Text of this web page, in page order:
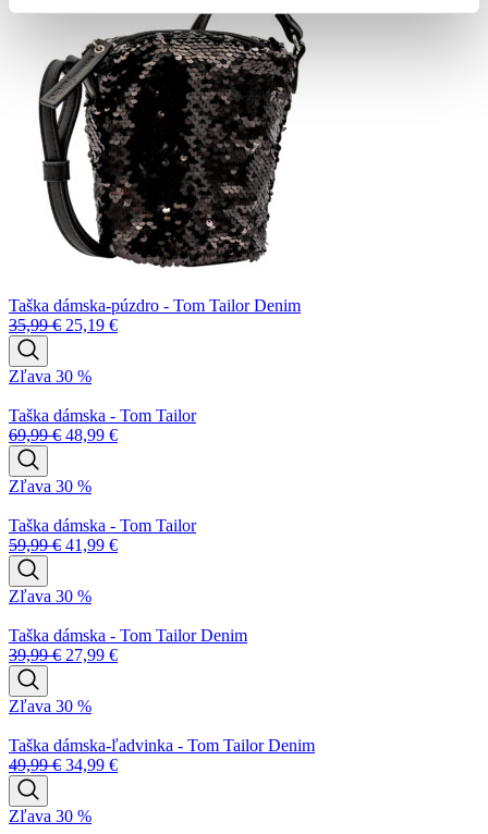
Taška dámska-púzdro - Tom Tailor Denim
35,99€ 25,19 €
Zľava 30 %
Taška dámska - Tom Tailor
69,99€ 48,99 €
Zľava 30 %
Taška dámska - Tom Tailor
59,99€ 41,99 €
Zľava 30 %
Taška dámska - Tom Tailor Denim
39,99€ 27,99 €
Zľava 30 %
Taška dámska-ľadvinka - Tom Tailor Denim
49,99€ 34,99 €
Zľava 30 %